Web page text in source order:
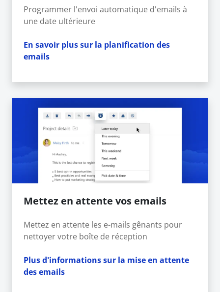
Programmer l'envoi automatique d'emails à
une date ultérieure
En savoir plus sur la planification des
emails
Mettez en attente vos emails
Mettez en attente les e-mails gênants pour
nettoyer votre boîte de réception
Plus d'informations sur la mise en attente
des emails